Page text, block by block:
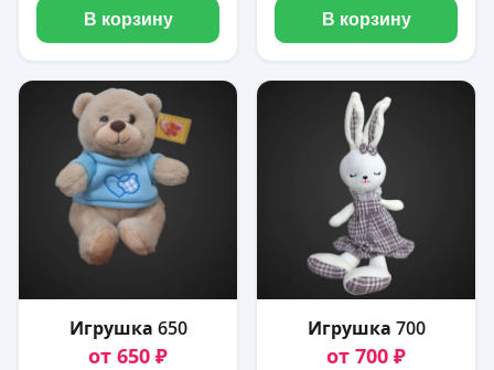
В корзину В корзину
Игрушка 650
от 650 ₽
Игрушка 700
от 700 ₽